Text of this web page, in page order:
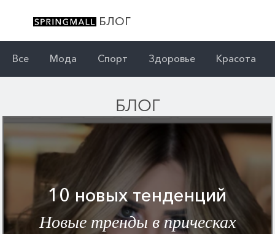
БЛОГ
Все Мода Спорт Здоровье Красота
БЛОГ
10 новых тенденций
Новые тренды в прическах